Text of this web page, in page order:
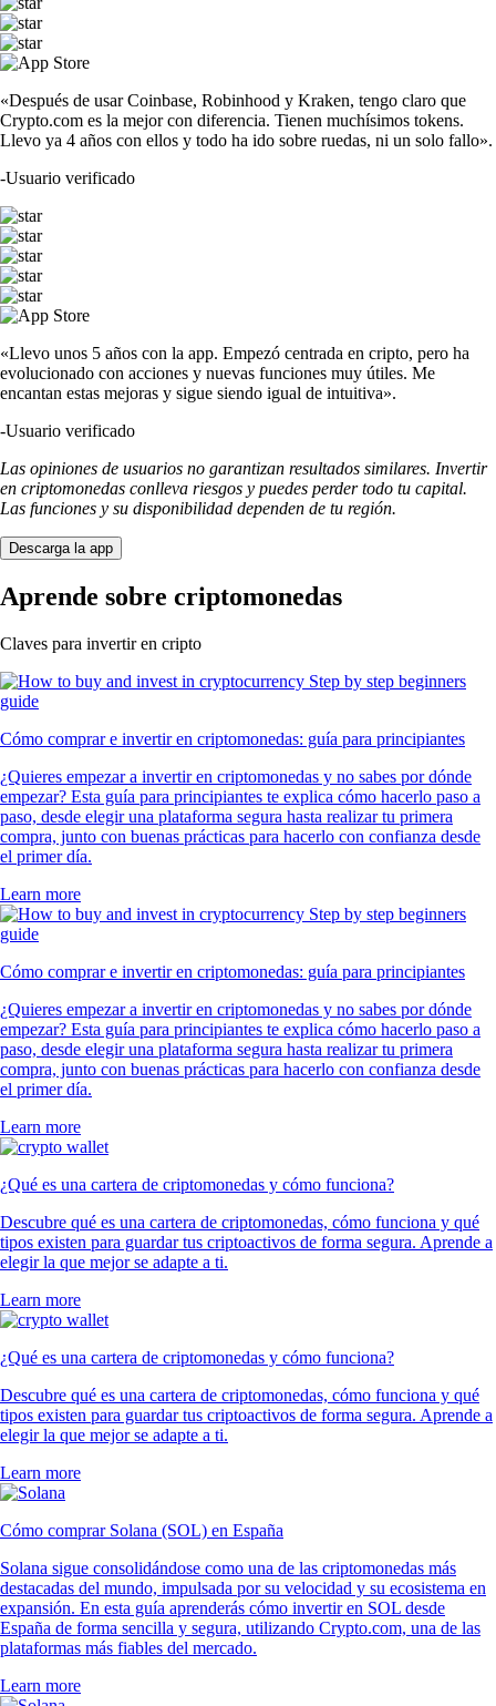
«Después de usar Coinbase, Robinhood y Kraken, tengo claro que
Crypto.com es la mejor con diferencia. Tienen muchísimos tokens.
Llevo ya 4 años con ellos y todo ha ido sobre ruedas, ni un solo fallo».
-Usuario verificado
«Llevo unos 5 años con la app. Empezó centrada en cripto, pero ha
evolucionado con acciones y nuevas funciones muy útiles. Me
encantan estas mejoras y sigue siendo igual de intuitiva».
-Usuario verificado
Las opiniones de usuarios no garantizan resultados similares. Invertir
en criptomonedas conlleva riesgos y puedes perder todo tu capital.
Las funciones y su disponibilidad dependen de tu región.
Descarga la app
Aprende sobre criptomonedas
Claves para invertir en cripto
Cómo comprar e invertir en criptomonedas: guía para principiantes
¿Quieres empezar a invertir en criptomonedas y no sabes por dónde
empezar? Esta guía para principiantes te explica cómo hacerlo paso a
paso, desde elegir una plataforma segura hasta realizar tu primera
compra, junto con buenas prácticas para hacerlo con confianza desde
el primer día.
Learn more
Cómo comprar e invertir en criptomonedas: guía para principiantes
¿Quieres empezar a invertir en criptomonedas y no sabes por dónde
empezar? Esta guía para principiantes te explica cómo hacerlo paso a
paso, desde elegir una plataforma segura hasta realizar tu primera
compra, junto con buenas prácticas para hacerlo con confianza desde
el primer día.
Learn more
¿Qué es una cartera de criptomonedas y cómo funciona?
Descubre qué es una cartera de criptomonedas, cómo funciona y qué
tipos existen para guardar tus criptoactivos de forma segura. Aprende a
elegir la que mejor se adapte a ti.
Learn more
¿Qué es una cartera de criptomonedas y cómo funciona?
Descubre qué es una cartera de criptomonedas, cómo funciona y qué
tipos existen para guardar tus criptoactivos de forma segura. Aprende a
elegir la que mejor se adapte a ti.
Learn more
Cómo comprar Solana (SOL) en España
Solana sigue consolidándose como una de las criptomonedas más
destacadas del mundo, impulsada por su velocidad y su ecosistema en
expansión. En esta guía aprenderás cómo invertir en SOL desde
España de forma sencilla y segura, utilizando Crypto.com, una de las
plataformas más fiables del mercado.
Learn more